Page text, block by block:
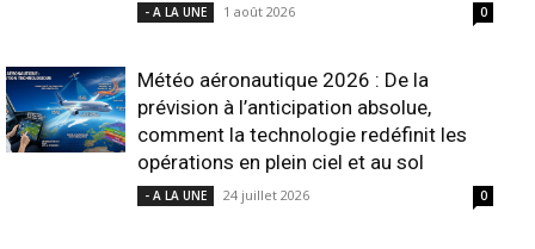
- A LA UNE 1 août 2026 0
Météo aéronautique 2026 : De la
prévision à l’anticipation absolue,
comment la technologie redéfinit les
opérations en plein ciel et au sol
- A LA UNE 24 juillet 2026 0